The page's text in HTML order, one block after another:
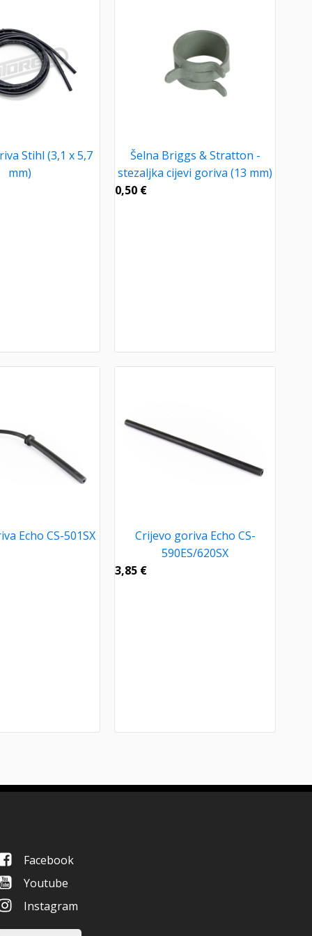
Stihl (3,1 x 5,7
mm)
Šelna Briggs & Stratton -
stezaljka cijevi goriva (13 mm)
0,50 €
Echo CS-501SX
Crijevo goriva Echo CS-
590ES/620SX
3,85 €
Facebook
Youtube
Instagram